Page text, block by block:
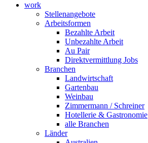
work
Stellenangebote
Arbeitsformen
Bezahlte Arbeit
Unbezahlte Arbeit
Au Pair
Direktvermittlung Jobs
Branchen
Landwirtschaft
Gartenbau
Weinbau
Zimmermann / Schreiner
Hotellerie & Gastronomie
alle Branchen
Länder